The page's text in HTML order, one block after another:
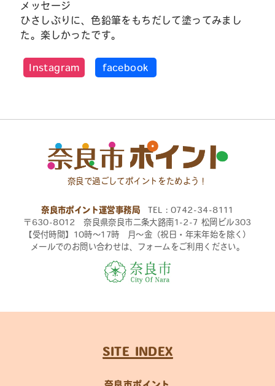
メッセージ
ひさしぶりに、色鉛筆をもちだして塗ってみまし
た。楽しかったです。
Instagram facebook
奈良で過ごしてポイントをためよう！
奈良市ポイント運営事務局 TEL：0742-34-8111
〒630-8012 奈良県奈良市二条大路南1-2-7 松岡ビル303
【受付時間】10時〜17時 月〜金（祝日・年末年始を除く）
メールでのお問い合わせは、フォームをご利用ください。
SITE INDEX